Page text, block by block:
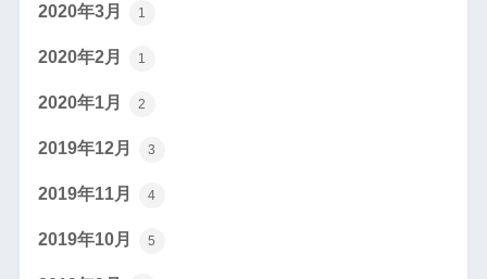
2020年3月 1
2020年2月 1
2020年1月 2
2019年12月 3
2019年11月 4
2019年10月 5